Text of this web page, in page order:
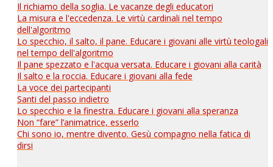
Il richiamo della soglia. Le vacanze degli educatori
La misura e l'eccedenza. Le virtù cardinali nel tempo
dell'algoritmo
Lo specchio, il salto, il pane. Educare i giovani alle virtù teologali
nel tempo dell'algoritmo
Il pane spezzato e l'acqua versata. Educare i giovani alla carità
Il salto e la roccia. Educare i giovani alla fede
La voce dei partecipanti
Santi del passo indietro
Lo specchio e la finestra. Educare i giovani alla speranza
Non “fare” l’animatrice, esserlo
Chi sono io, mentre divento. Gesù compagno nella fatica di
dirsi